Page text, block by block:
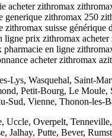
acheter zithromax
generique zithromax 250
zithromax suisse
ligne prix zithromax
en ligne
acheter zithromax
Lys, Wasquehal, Saint-
Petit-Bourg, Le
Sud, Vienne, Thonon-
Uccle, Overpelt,
Jalhay, Putte, Bever,